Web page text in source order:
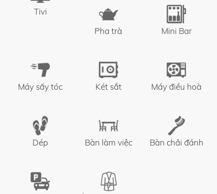
Tivi
Pha trà
Mini Bar
Máy sấy tóc Két sắt Máy điều hoà
Dép Bàn làm việc
Bàn chải đánh